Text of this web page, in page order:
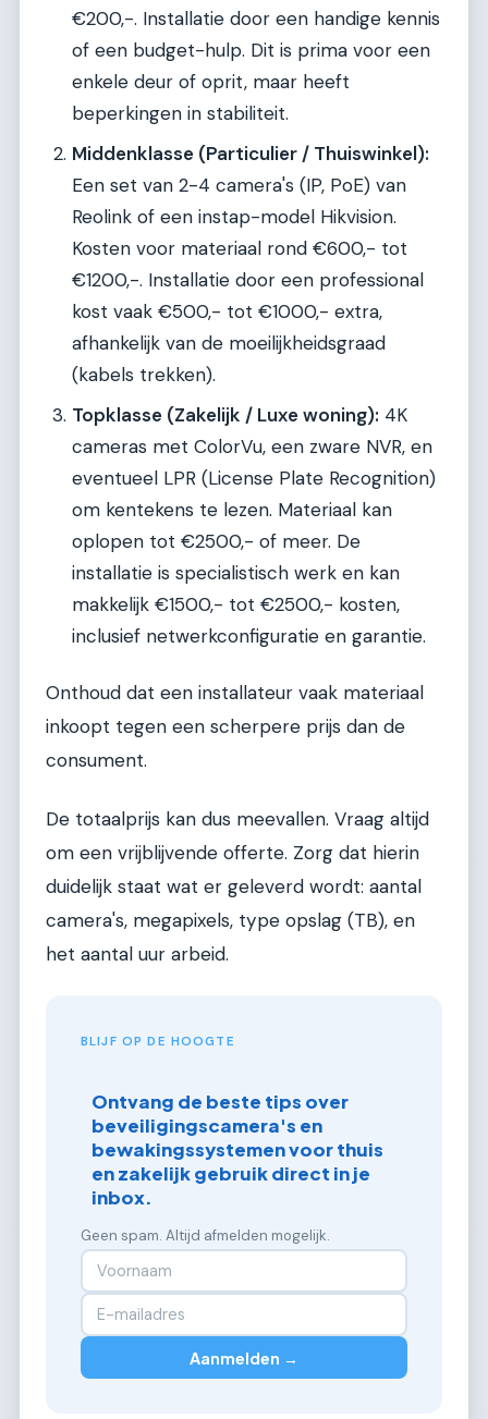
€200,-. Installatie door een handige kennis
of een budget-hulp. Dit is prima voor een
enkele deur of oprit, maar heeft
beperkingen in stabiliteit.
Middenklasse (Particulier / Thuiswinkel):
Een set van 2-4 camera's (IP, PoE) van
Reolink of een instap-model Hikvision.
Kosten voor materiaal rond €600,- tot
€1200,-. Installatie door een professional
kost vaak €500,- tot €1000,- extra,
afhankelijk van de moeilijkheidsgraad
(kabels trekken).
Topklasse (Zakelijk / Luxe woning): 4K
cameras met ColorVu, een zware NVR, en
eventueel LPR (License Plate Recognition)
om kentekens te lezen. Materiaal kan
oplopen tot €2500,- of meer. De
installatie is specialistisch werk en kan
makkelijk €1500,- tot €2500,- kosten,
inclusief netwerkconfiguratie en garantie.
Onthoud dat een installateur vaak materiaal
inkoopt tegen een scherpere prijs dan de
consument.
De totaalprijs kan dus meevallen. Vraag altijd
om een vrijblijvende offerte. Zorg dat hierin
duidelijk staat wat er geleverd wordt: aantal
camera's, megapixels, type opslag (TB), en
het aantal uur arbeid.
BLIJF OP DE HOOGTE
Ontvang de beste tips over
beveiligingscamera's en
bewakingssystemen voor thuis
en zakelijk gebruik direct in je
inbox.
Geen spam. Altijd afmelden mogelijk.
Aanmelden →